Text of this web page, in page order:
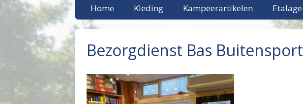
Home Kleding Kampeerartikelen Etalage
Bezorgdienst Bas Buitensport